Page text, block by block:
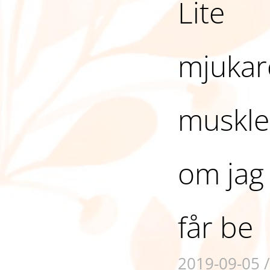
Lite
om jag
får be
2019-09-05